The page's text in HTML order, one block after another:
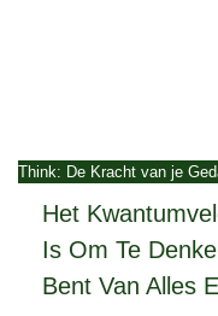
Think: De Kracht van je
Het
Is Om Te
Bent Van Alles